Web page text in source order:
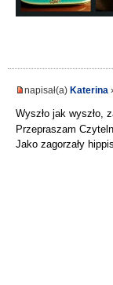
napisał(a) Katerina
Wyszło jak wyszło,
Przepraszam
Jako zagorzały